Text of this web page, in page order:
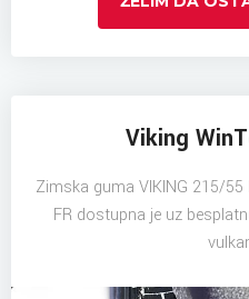
Viking
Zimska guma VIKING 215/
FR dostupna je uz